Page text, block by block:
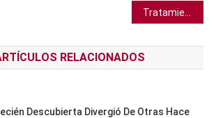
RELACIONADOS
Descubierta Divergió De Otras Hace